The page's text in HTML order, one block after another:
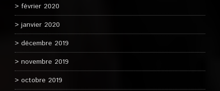
février 2020
janvier 2020
décembre 2019
novembre 2019
octobre 2019